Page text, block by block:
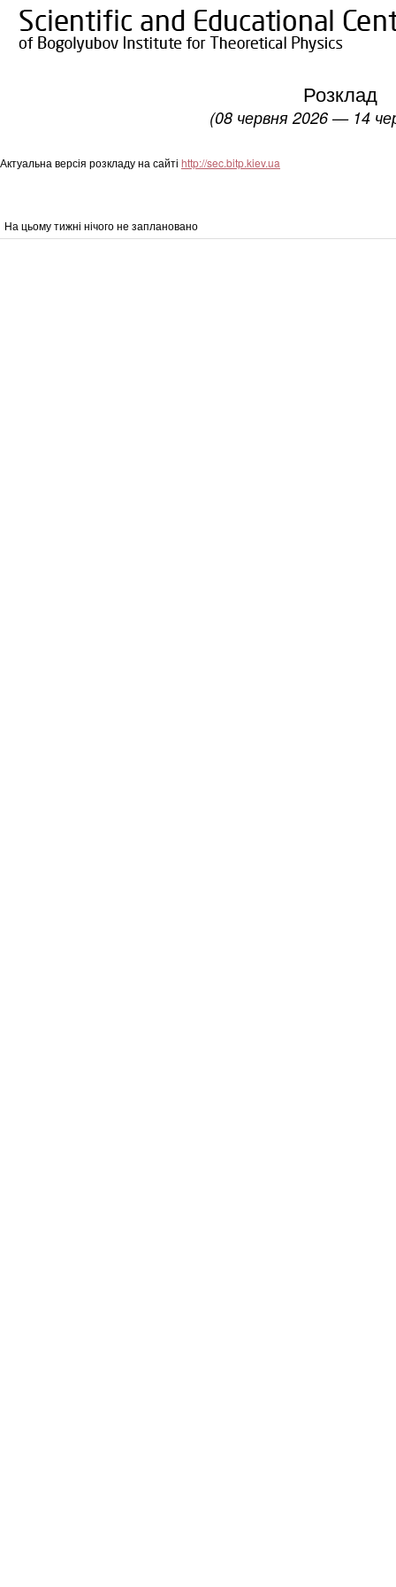
Розклад
(08 червня 2026 — 14
Актуальна версія розкладу на сайті http://sec.bitp.kiev.ua
На цьому тижні нічого не заплановано